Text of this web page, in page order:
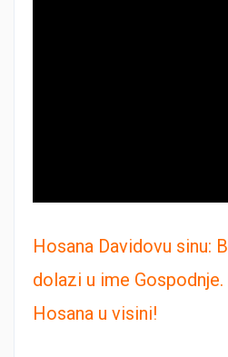
Hosana Davidovu sinu:
dolazi u ime
Hosana u visini!